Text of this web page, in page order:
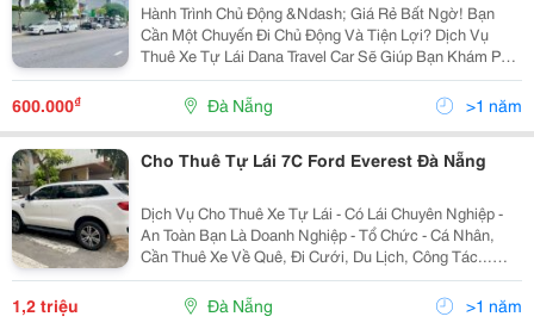
Hành Trình Chủ Động &Ndash; Giá Rẻ Bất Ngờ! Bạn
Cần Một Chuyến Đi Chủ Động Và Tiện Lợi? Dịch Vụ
Thuê Xe Tự Lái Dana Travel Car Sẽ Giúp Bạn Khám Phá
Hành Trình Không Giới Hạn Với Mức Giá Cực Hạt Dẻ!
Ưu Đãi Đặc Biệt Chỉ Từ #500K/Ngày &Ndash; Tiết...
600.000₫ Đà Nẵng >1 năm
Cho Thuê Tự Lái 7C Ford Everest Đà Nẵng
Dịch Vụ Cho Thuê Xe Tự Lái - Có Lái Chuyên Nghiệp -
An Toàn Bạn Là Doanh Nghiệp - Tổ Chức - Cá Nhân,
Cần Thuê Xe Về Quê, Đi Cưới, Du Lịch, Công Tác...
Bạn Cần Một Đơn Vị Cho Thuê Xe Uy Tín, An Toàn Hãy
Liên Hệ Ngay Dana Travel Car - Đơn Vị...
1,2 triệu Đà Nẵng >1 năm